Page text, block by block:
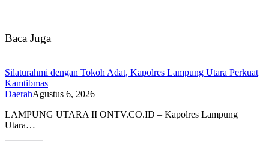
Baca Juga
Silaturahmi dengan Tokoh Adat, Kapolres Lampung Utara Perkuat
Kamtibmas
DaerahAgustus 6, 2026
LAMPUNG UTARA II ONTV.CO.ID – Kapolres Lampung
Utara…